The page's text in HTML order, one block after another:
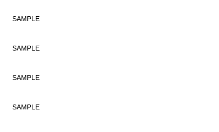
SAMPLE
SAMPLE
SAMPLE
SAMPLE